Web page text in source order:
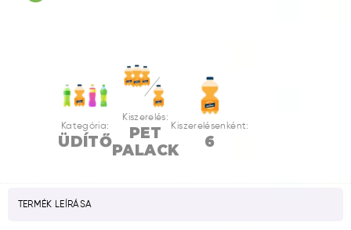
Kategória:
ÜDÍTŐ
Kiszerelés:
PET
PALACK
Kiszerelésenként:
6
TERMÉK LEÍRÁSA